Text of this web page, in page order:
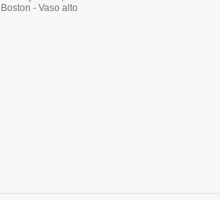
Boston - Vaso alto